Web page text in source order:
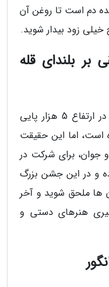
دم است تا روغن آن
زود بیدار شوید.
بلندای قله
کلبه ییلاقی آمباریستا (Ambarista) در ارتفاع 5 هزار پایی
است، اما این حقیقت
جوان، برای شرکت در
و در این جشن بزرگ
ها ملحق شوید و آخر
هنرهای دستی و